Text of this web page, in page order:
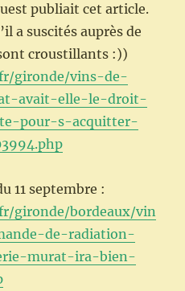
publiait cet article.
a suscités auprès de
croustillants :))
gironde/vins-de-
avait-elle-le-droit-
pour-s-acquitter-
11 septembre :
gironde/bordeaux/vin
de-radiation-
murat-ira-bien-